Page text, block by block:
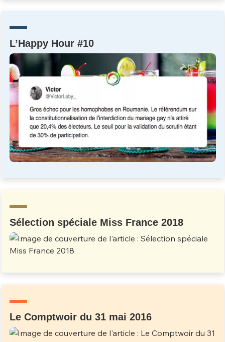
L’Happy Hour #10
Sélection spéciale Miss France 2018
Le Comptwoir du 31 mai 2016
C'EST PARTI